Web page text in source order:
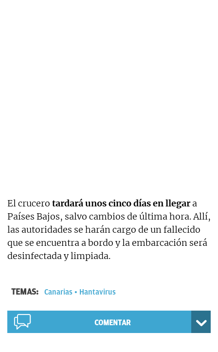
El crucero tardará unos cinco días en llegara
Países Bajos, salvo cambios de última hora. Allí,
las autoridades se harán cargo de un fallecido
que se encuentra a bordo y la embarcación será
desinfectada y limpiada.
TEMAS: Canarias Hantavirus
COMENTAR